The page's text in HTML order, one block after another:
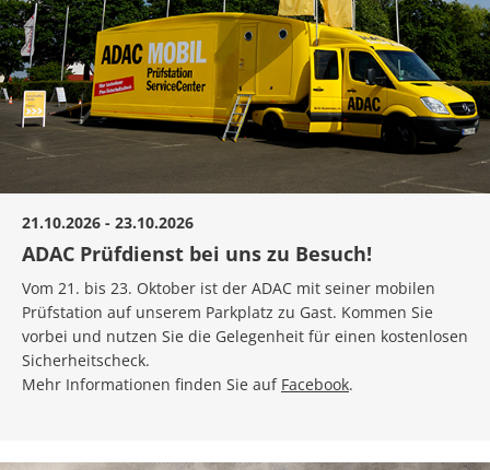
21.10.2026 - 23.10.2026
ADAC Prüfdienst bei uns zu Besuch!
Vom 21. bis 23. Oktober ist der ADAC mit seiner mobilen
Prüfstation auf unserem Parkplatz zu Gast. Kommen Sie
vorbei und nutzen Sie die Gelegenheit für einen kostenlosen
Sicherheitscheck.
Mehr Informationen finden Sie auf Facebook.